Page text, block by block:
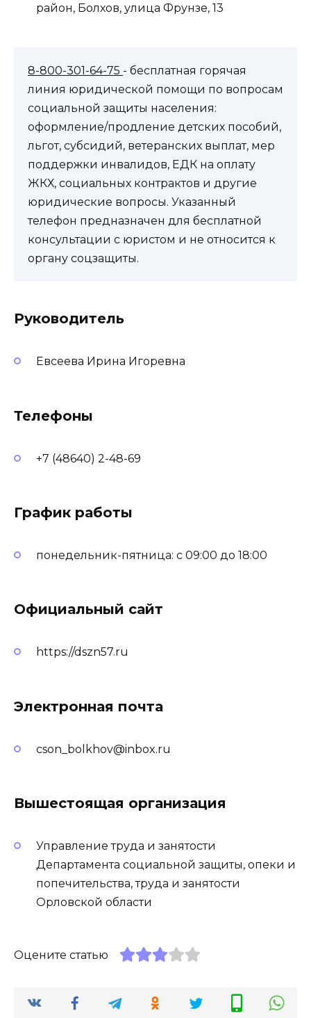
район, Болхов, улица Фрунзе, 13
8-800-301-64-75 - бесплатная горячая
линия юридической помощи по вопросам
социальной защиты населения:
оформление/продление детских пособий,
льгот, субсидий, ветеранских выплат, мер
поддержки инвалидов, ЕДК на оплату
ЖКХ, социальных контрактов и другие
юридические вопросы. Указанный
телефон предназначен для бесплатной
консультации с юристом и не относится к
органу соцзащиты.
Руководитель
Евсеева Ирина Игоревна
Телефоны
+7 (48640) 2-48-69
График работы
понедельник-пятница: с 09:00 до 18:00
Официальный сайт
https://dszn57.ru
Электронная почта
cson_bolkhov@inbox.ru
Вышестоящая организация
Управление труда и занятости
Департамента социальной защиты, опеки и
попечительства, труда и занятости
Орловской области
Оцените статью